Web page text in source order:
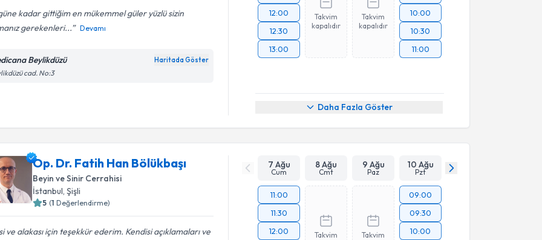
kadar gittiğim en mükemmel güler yüzlü sizin
gerekenleri...
Devamı
Beylikdüzü Haritada Göster
cad. No:3
12:00
12:30
13:00
Takvim
kapalıdır
Takvim
kapalıdır
10:00
10:30
11:00
Daha Fazla Göster
Op. Dr. Fatih Han Bölükbaşı
Beyin ve Sinir Cerrahisi
İstanbul, Şişli
5 (1 Değerlendirme)
ve alakası için teşekkür ederim. Kendisi açıklamaları ve
7 Ağu
Cum
8 Ağu
Cmt
9 Ağu
Paz
10 Ağu
Pzt
11:00
11:30
12:00
Takvim
Takvim
09:00
09:30
10:00